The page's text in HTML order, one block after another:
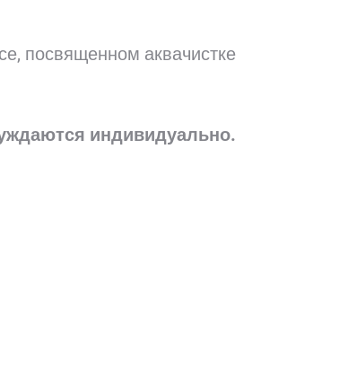
посвященном аквачистке
индивидуально.